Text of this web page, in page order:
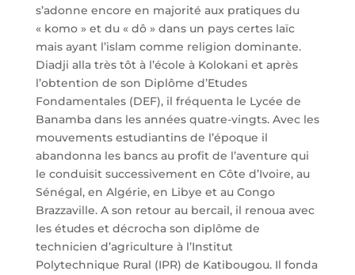
s’adonne encore en majorité aux pratiques du
« komo » et du « dô » dans un pays certes laïc
mais ayant l’islam comme religion dominante.
Diadji alla très tôt à l’école à Kolokani et après
l’obtention de son Diplôme d’Etudes
Fondamentales (DEF), il fréquenta le Lycée de
Banamba dans les années quatre-vingts. Avec les
mouvements estudiantins de l’époque il
abandonna les bancs au profit de l’aventure qui
le conduisit successivement en Côte d’Ivoire, au
Sénégal, en Algérie, en Libye et au Congo
Brazzaville. A son retour au bercail, il renoua avec
les études et décrocha son diplôme de
technicien d’agriculture à l’Institut
Polytechnique Rural (IPR) de Katibougou. Il fonda